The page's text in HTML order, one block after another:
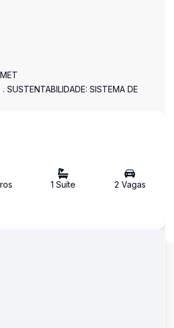
SUSTENTABILIDADE: SISTEMA DE
s 1 Suíte 2 Vagas